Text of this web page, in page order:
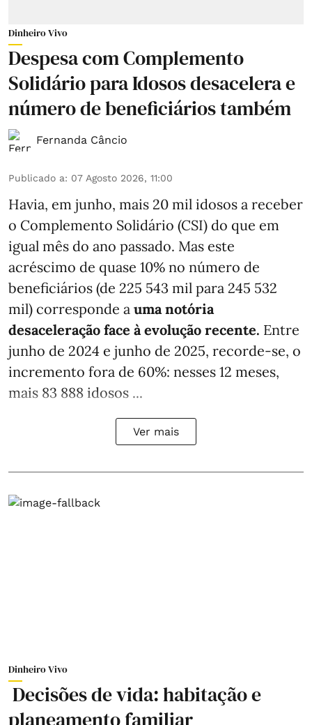
Dinheiro Vivo
Despesa com Complemento
Solidário para Idosos desacelera e
número de beneficiários também
Fernanda Câncio
Publicado a: 07 Agosto 2026, 11:00
Havia, em junho, mais 20 mil idosos a receber
o Complemento Solidário (CSI) do que em
igual mês do ano passado. Mas este
acréscimo de quase 10% no número de
beneficiários (de 225 543 mil para 245 532
mil) corresponde a uma notória
desaceleração face à evolução recente. Entre
junho de 2024 e junho de 2025, recorde-se, o
incremento fora de 60%: nesses 12 meses,
mais 83 888 idosos ...
Ver mais
Dinheiro Vivo
Decisões de vida: habitação e
planeamento familiar